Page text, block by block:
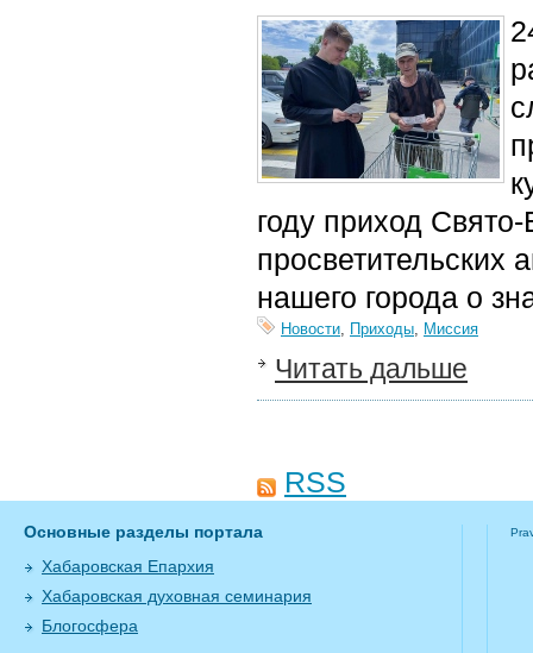
году приход
просветительских
нашего города о
Новости, Приходы, Миссия
Читать дальше
RSS
Основные разделы портала
Хабаровская Епархия
Хабаровская духовная семинария
Блогосфера